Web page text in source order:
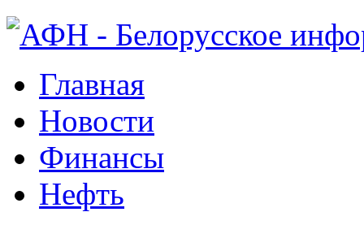
Главная
Новости
Финансы
Нефть